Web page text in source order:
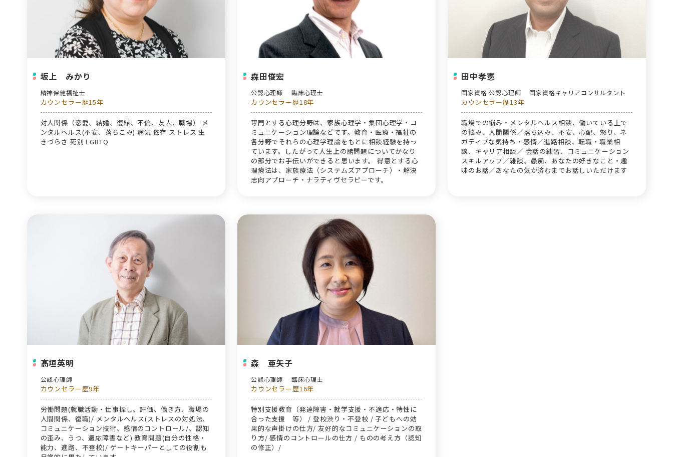
坂上 みかり
精神保健福祉士
カウンセラー歴15年
対人関係（恋愛、結婚、復縁、不倫、友人、職場） メ
ンタルヘルス(不安、落ちこみ) 病気 依存 ストレス 生
きづらさ 死別 LGBTQ
森田俊宏
公認心理師 臨床心理士
カウンセラー歴18年
専門とする心理分野は、家族心理学・集団心理学・コ
ミュニケーション理論などです。教育・医療・福祉の
各分野でそれらの心理学理論をもとに相談経験を持っ
ています。したがって人生上の諸問題についてかなり
の部分でお手伝いができると思います。 得意とする心
理療法は、家族療法（システムズアプローチ）・解決
志向アプローチ・ナラティヴセラピーです。
田中孝憲
国家資格 公認心理師 国家資格キャリアコンサルタント
カウンセラー歴13年
職場での悩み・メンタルヘルス相談、働いている上で
の悩み、人間関係／落ち込み、不安、心配、怒り、ネ
ガティブな気持ち・感情／進路相談、転職・職業相
談、キャリア相談／ 会話の練習、コミュニケーション
スキルアップ／雑談、愚痴、あなたの好きなこと・趣
味のお話／あなたの気が済むまでお話しいただけます
髙垣英明
公認心理師
カウンセラー歴9年
労働問題(就職活動・仕事探し、評価、働き方、職場の
人間関係、復職)/ メンタルヘルス(ストレスの対処法、
コミュニケーション技術、感情のコントロール/、認知
の歪み、うつ、適応障害など) 教育問題(自分の性格・
能力、進路、不登校)/ ゲートキーパーとしての役割も
森 亜矢子
公認心理師 臨床心理士
カウンセラー歴16年
特別支援教育（発達障害・就学支援・不適応・特性に
合った支援 等） / 登校渋り・不登校 / 子どもへの効
果的な声掛けの仕方/ 友好的なコミュニケーションの取
り方/ 感情のコントロールの仕方 / ものの考え方（認知
の修正）/